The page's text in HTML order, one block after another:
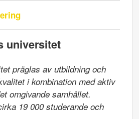
universitet
präglas av utbildning och
i kombination med aktiv
omgivande samhället.
19 000 studerande och